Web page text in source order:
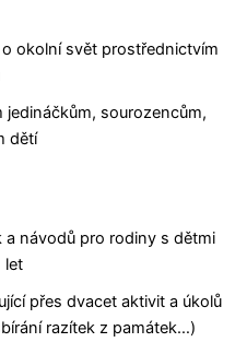
okolní svět prostřednictvím
sourozencům,
dětí
návodů pro rodiny s dětmi
let
přes dvacet aktivit a úkolů
razítek z památek…)